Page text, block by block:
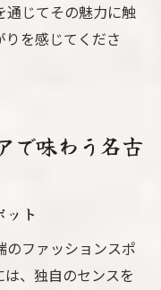
通じてその魅力に触
を感じてくださ
で味わう名古
ト
のファッションスポ
、独自のセンスを